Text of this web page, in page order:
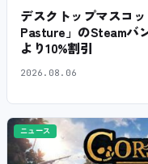
デスクトップマスコ
Pasture」のSteamバ
より10%割引
2026.08.06
ニュース